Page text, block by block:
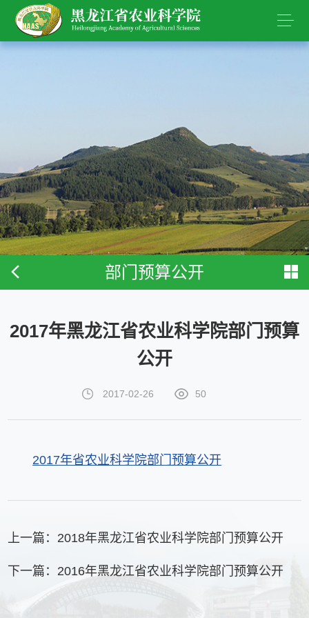
部门预算公开
2017年黑龙江省农业科学院部门预算
公开
2017-02-26 50
2017年省农业科学院部门预算公开
上一篇： 2018年黑龙江省农业科学院部门预算公开
下一篇： 2016年黑龙江省农业科学院部门预算公开